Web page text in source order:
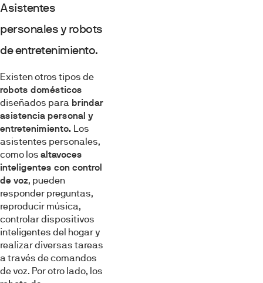
Asistentes
personales y robots
de entretenimiento.
Existen otros tipos de
robots domésticos
diseñados para brindar
asistencia personal y
entretenimiento. Los
asistentes personales,
como los altavoces
inteligentes con control
de voz, pueden
responder preguntas,
reproducir música,
controlar dispositivos
inteligentes del hogar y
realizar diversas tareas
a través de comandos
de voz. Por otro lado, los